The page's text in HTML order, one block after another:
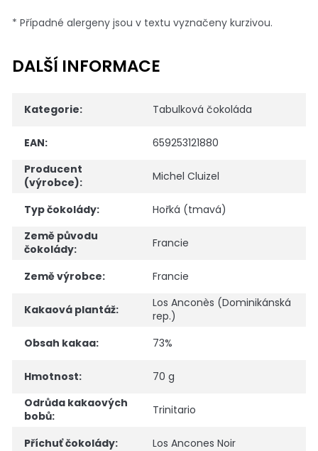
* Případné alergeny jsou v textu vyznačeny kurzivou.
DALŠÍ INFORMACE
Kategorie: Tabulková čokoláda
EAN:
659253121880
Producent
(výrobce): Michel Cluizel
Typ čokolády:
Hořká (tmavá)
Země původu
čokolády: Francie
Země výrobce: Francie
Kakaová plantáž:
Los Anconès (Dominikánská
rep.)
Obsah kakaa: 73%
Hmotnost:
70 g
Odrůda kakaových
bobů: Trinitario
Příchuť čokolády: Los Ancones Noir